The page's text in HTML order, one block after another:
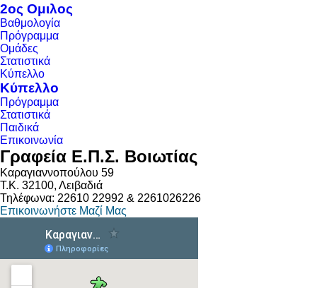
2ος Ομιλος
Βαθμολογία
Πρόγραμμα
Ομάδες
Στατιστικά
Κύπελλο
Κύπελλο
Πρόγραμμα
Στατιστικά
Παιδικά
Επικοινωνία
Γραφεία Ε.Π.Σ. Βοιωτίας
Καραγιαννοπούλου 59
Τ.Κ. 32100, Λειβαδιά
Τηλέφωνα: 22610 22992 & 2261026226
Επικοινωνήστε Μαζί Μας